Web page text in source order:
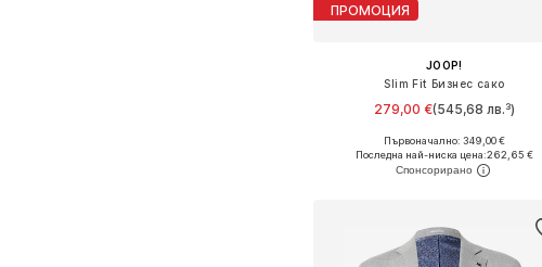
ПРОМОЦИЯ
JOOP!
Slim Fit Бизнес сако
279,00 €(545,68 лв.³)
Налични размери: 46, 48, 50, 52, 54
Добави в кошницата
Първоначално: 349,00 €
Последна най-ниска цена:262,65 €